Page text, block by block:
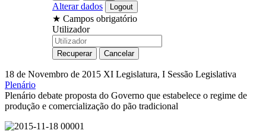
Alterar dados
★ Campos obrigatório
Utilizador
18 de Novembro de 2015 XI Legislatura, I Sessão Legislativa
Plenário
Plenário debate proposta do Governo que estabelece o regime de
produção e comercialização do pão tradicional